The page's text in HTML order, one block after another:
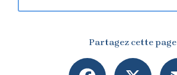
Partagez cette page
Facebook